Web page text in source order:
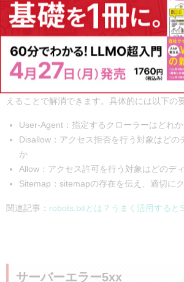
クロールの拒否：robots.txtでクローラー
する。したがってインデックスもされない
インデックスの拒否：クローラーがクロ
によってインデックスは拒否する。
えることで解消できます。具体的には以下の
User-Agent：指定するクローラーはどれか
Disallow：アクセス拒否を行う対象はどの
か
Allow：アクセス許可を行う対象はどのデ
Sitemap：sitemapの存在を伝え、適切に
関連記事： robots.txtとは？うまく活用すると
サーバーエラー5xx